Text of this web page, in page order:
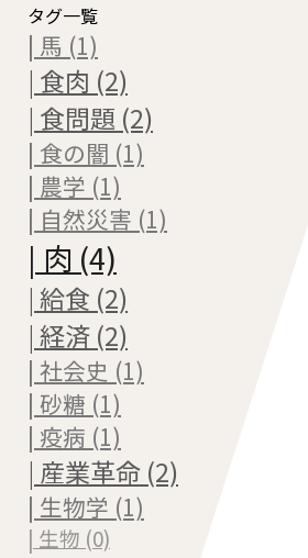
タグ一覧
| 馬 (1)
| 食肉 (2)
| 食問題 (2)
| 食の闇 (1)
| 農学 (1)
| 自然災害 (1)
| 肉 (4)
| 給食 (2)
| 経済 (2)
| 社会史 (1)
| 砂糖 (1)
| 疫病 (1)
| 産業革命 (2)
| 生物学 (1)
| 生物 (0)